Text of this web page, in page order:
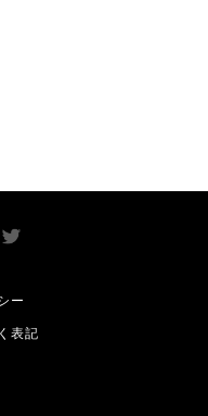
ショートスティック
ー
表記